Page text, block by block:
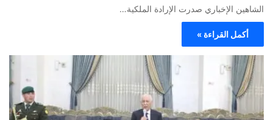
الشاهين الإخباري صدرت الإرادة الملكية…
أكمل القراءة »